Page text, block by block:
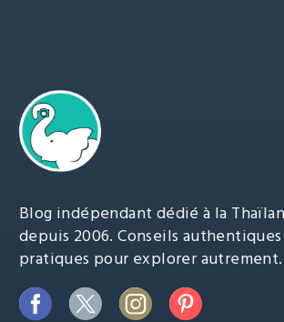
Blog indépendant dédié à la
depuis 2006. Conseils
pratiques pour explorer autrement.